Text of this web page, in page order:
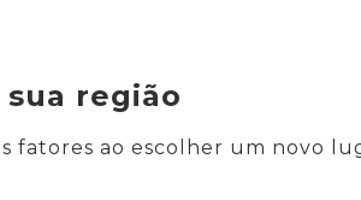
região
fatores ao escolher um novo